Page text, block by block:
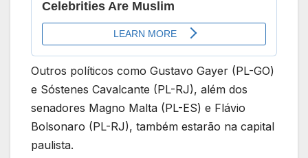
Outros políticos como Gustavo Gayer (PL-GO)
e Sóstenes Cavalcante (PL-RJ), além dos
senadores Magno Malta (PL-ES) e Flávio
Bolsonaro (PL-RJ), também estarão na capital
paulista.